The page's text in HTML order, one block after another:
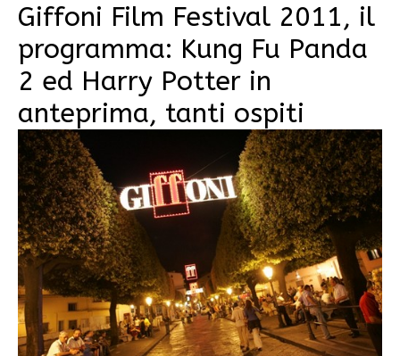
Giffoni Film Festival 2011, il
programma: Kung Fu Panda
2 ed Harry Potter in
anteprima, tanti ospiti